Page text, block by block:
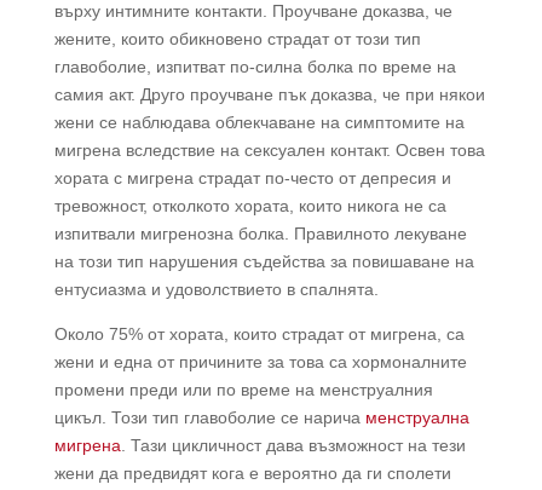
върху интимните контакти. Проучване доказва, че
жените, които обикновено страдат от този тип
главоболие, изпитват по-силна болка по време на
самия акт. Друго проучване пък доказва, че при някои
жени се наблюдава облекчаване на симптомите на
мигрена вследствие на сексуален контакт. Освен това
хората с мигрена страдат по-често от депресия и
тревожност, отколкото хората, които никога не са
изпитвали мигренозна болка. Правилното лекуване
на този тип нарушения съдейства за повишаване на
ентусиазма и удоволствието в спалнята.
Около 75% от хората, които страдат от мигрена, са
жени и една от причините за това са хормоналните
промени преди или по време на менструалния
цикъл. Този тип главоболие се нарича менструална
мигрена. Тази цикличност дава възможност на тези
жени да предвидят кога е вероятно да ги сполети